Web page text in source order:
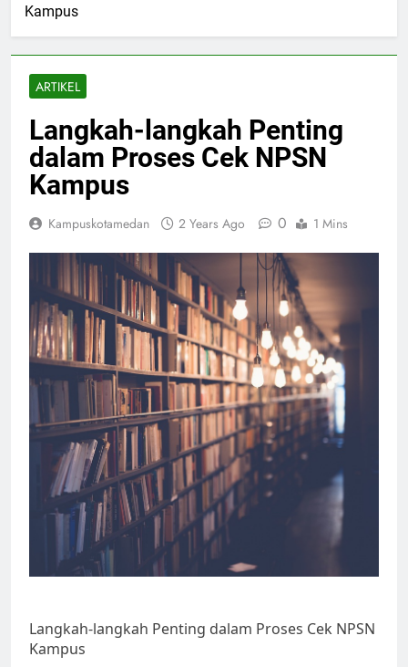
Kampus
ARTIKEL
Langkah-langkah Penting
dalam Proses Cek NPSN
Kampus
Kampuskotamedan 2 Years Ago 0 1 Mins
Langkah-langkah Penting dalam Proses Cek NPSN
Kampus